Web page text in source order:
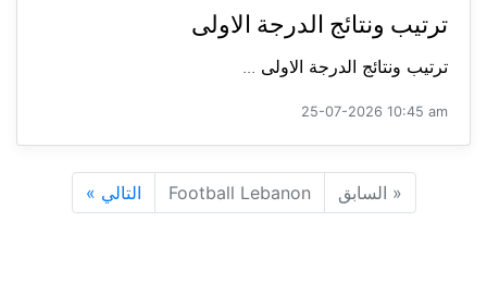
ترتيب ونتائج الدرجة الاولى
ترتيب ونتائج الدرجة الاولى ...
25-07-2026 10:45 am
« السابق Football Lebanon التالي »